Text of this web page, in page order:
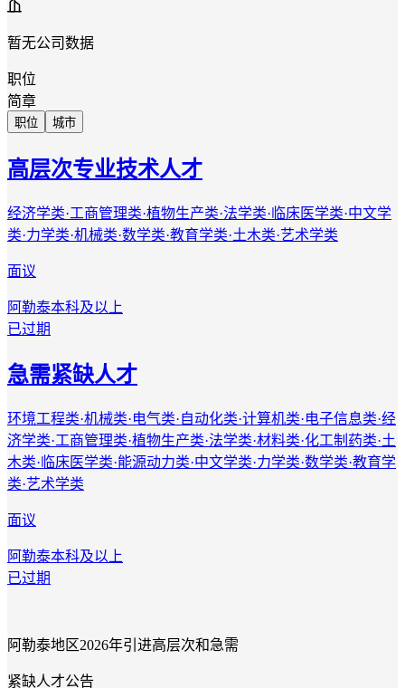
暂无公司数据
职位
简章
职位 城市
高层次专业技术人才
经济学类·工商管理类·植物生产类·法学类·临床医学类·中文学
类·力学类·机械类·数学类·教育学类·土木类·艺术学类
面议
阿勒泰本科及以上
已过期
急需紧缺人才
环境工程类·机械类·电气类·自动化类·计算机类·电子信息类·经
济学类·工商管理类·植物生产类·法学类·材料类·化工制药类·土
木类·临床医学类·能源动力类·中文学类·力学类·数学类·教育学
类·艺术学类
面议
阿勒泰本科及以上
已过期
阿勒泰地区2026年引进高层次和急需
紧缺人才公告